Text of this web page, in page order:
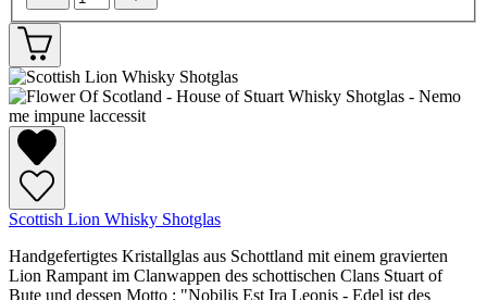
Scottish Lion Whisky Shotglas
Handgefertigtes Kristallglas aus Schottland mit einem gravierten
Lion Rampant im Clanwappen des schottischen Clans Stuart of
Bute und dessen Motto : "Nobilis Est Ira Leonis - Edel ist des